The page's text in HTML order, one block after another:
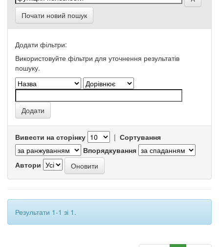
Почати новий пошук
Додати фільтри:
Використовуйте фільтри для уточнення результатів
пошуку.
Вивести на сторінку | Сортування
Впорядкування
Автори
Результати 1-1 зі 1.